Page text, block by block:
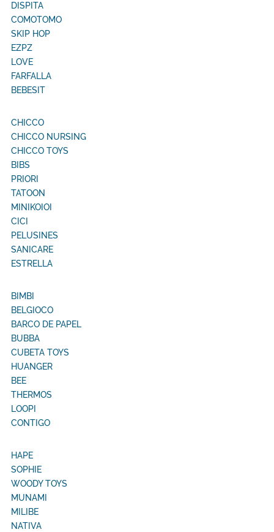
DISPITA
COMOTOMO
SKIP HOP
EZPZ
LOVE
FARFALLA
BEBESIT
CHICCO
CHICCO NURSING
CHICCO TOYS
BIBS
PRIORI
TATOON
MINIKOIOI
CICI
PELUSINES
SANICARE
ESTRELLA
BIMBI
BELGIOCO
BARCO DE PAPEL
BUBBA
CUBETA TOYS
HUANGER
BEE
THERMOS
LOOPI
CONTIGO
HAPE
SOPHIE
WOODY TOYS
MUNAMI
MILIBE
NATIVA